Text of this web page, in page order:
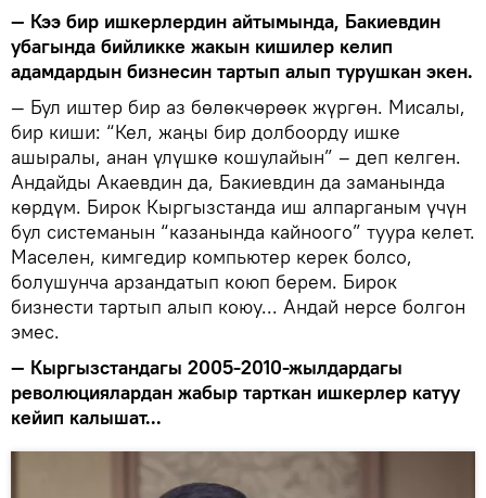
— Кээ бир ишкерлердин айтымында, Бакиевдин
убагында бийликке жакын кишилер келип
адамдардын бизнесин тартып алып турушкан экен.
— Бул иштер бир аз бөлөкчөрөөк жүргөн. Мисалы,
бир киши: “Кел, жаңы бир долбоорду ишке
ашыралы, анан үлүшкө кошулайын” – деп келген.
Андайды Акаевдин да, Бакиевдин да заманында
көрдүм. Бирок Кыргызстанда иш алпарганым үчүн
бул системанын “казанында кайноого” туура келет.
Маселен, кимгедир компьютер керек болсо,
болушунча арзандатып коюп берем. Бирок
бизнести тартып алып коюу... Андай нерсе болгон
эмес.
— Кыргызстандагы 2005-2010-жылдардагы
революциялардан жабыр тарткан ишкерлер катуу
кейип калышат...